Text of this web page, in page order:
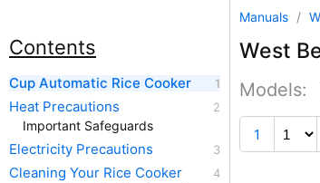
Manuals /
West
Models:
1
Contents
Cup Automatic Rice Cooker
Heat Precautions
Important Safeguards
Electricity Precautions
Cleaning Your Rice Cooker